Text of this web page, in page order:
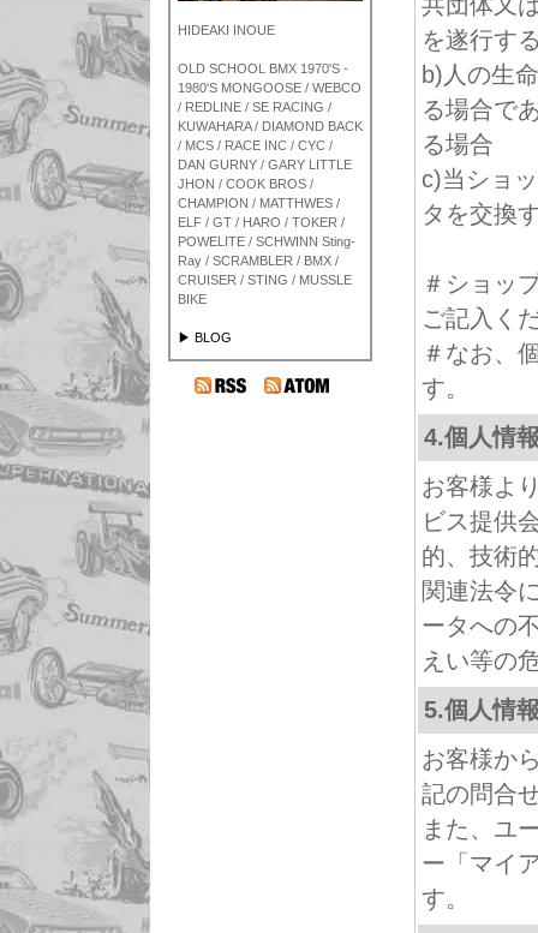
HIDEAKI INOUE
OLD SCHOOL BMX 1970'S -
1980'S MONGOOSE / WEBCO
/ REDLINE / SE RACING /
KUWAHARA / DIAMOND BACK
/ MCS / RACE INC / CYC /
DAN GURNY / GARY LITTLE
JHON / COOK BROS /
CHAMPION / MATTHWES /
ELF / GT / HARO / TOKER /
POWELITE / SCHWINN Sting-
Ray / SCRAMBLER / BMX /
CRUISER / STING / MUSSLE
BIKE
▶ BLOG
を遂行す
b)人の生
る場合で
る場合
c)当ショ
タを交換
＃ショッ
ご記入く
＃なお、
す。
4.個人情
お客様よ
ビス提供
的、技術
関連法令
ータへの
えい等の
5.個人情
お客様か
記の問合
また、ユ
ー「マイ
す。